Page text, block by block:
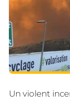
Un violent